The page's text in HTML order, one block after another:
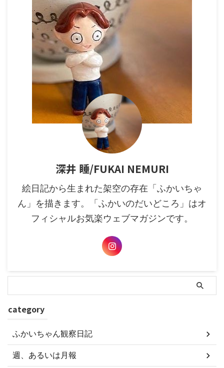
深井 睡/FUKAI NEMURI
絵日記から生まれた架空の存在「ふかいちゃ
ん」を描きます。「ふかいのだいどころ」はオ
フィシャルお気楽ウェブマガジンです。
category
ふかいちゃん観察日記
週、あるいは月報